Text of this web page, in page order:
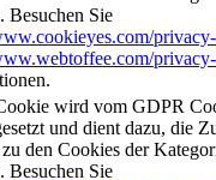
Besuchen Sie
wird vom GDPR
und dient dazu, die
den Cookies der
Besuchen Sie